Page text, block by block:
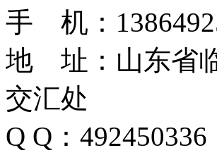
手 机：
地 址：山东省
交汇处
Q Q：492450336